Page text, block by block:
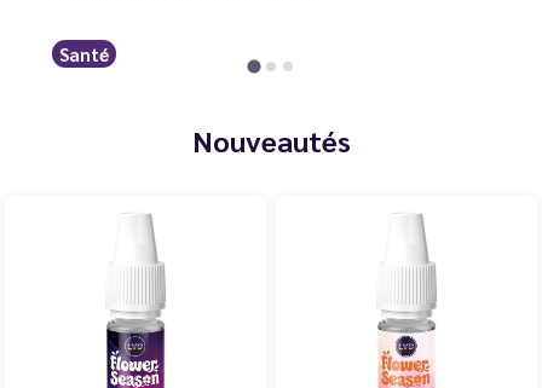
Santé
Nouveautés